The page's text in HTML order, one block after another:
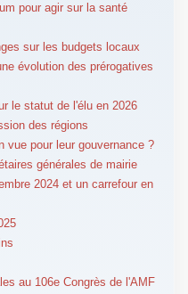
pour agir sur la santé
sur les budgets locaux
évolution des prérogatives
le statut de l'élu en 2026
des régions
vue pour leur gouvernance ?
générales de mairie
2024 et un carrefour en
au 106e Congrès de l'AMF